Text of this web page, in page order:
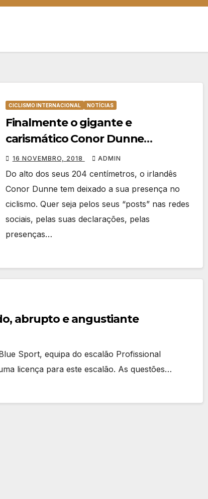
CICLISMO INTERNACIONAL NOTÍCIAS
Finalmente o gigante e
carismático Conor Dunne
encontrou equipa para 2019
16 NOVEMBRO, 2018 ADMIN
Do alto dos seus 204 centímetros, o irlandês
Conor Dunne tem deixado a sua presença no
ciclismo. Quer seja pelos seus “posts” nas redes
sociais, pelas suas declarações, pelas
presenças…
abrupto e angustiante
Sport, equipa do escalão Profissional
licença para este escalão. As questões…